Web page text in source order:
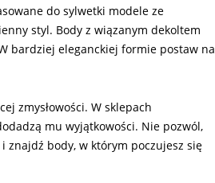
do sylwetki modele ze
styl. Body z wiązanym dekoltem
bardziej eleganckiej formie postaw na
zmysłowości. W sklepach
mu wyjątkowości. Nie pozwól,
znajdź body, w którym poczujesz się